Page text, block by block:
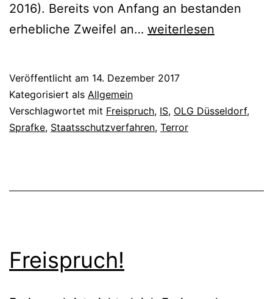
2016). Bereits von Anfang an bestanden
erhebliche Zweifel an… weiterlesen
Veröffentlicht am 14. Dezember 2017
Kategorisiert als Allgemein
Verschlagwortet mit Freispruch, IS, OLG Düsseldorf,
Sprafke, Staatsschutzverfahren, Terror
Freispruch!